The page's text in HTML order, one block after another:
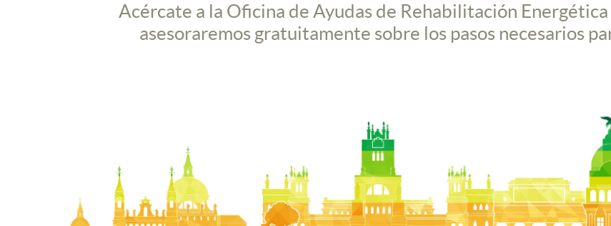
Acércate a la Oficina de Ayudas de Rehabilitación
asesoraremos gratuitamente sobre los pasos necesarios